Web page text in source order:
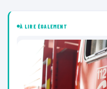
À LIRE ÉGALEMENT